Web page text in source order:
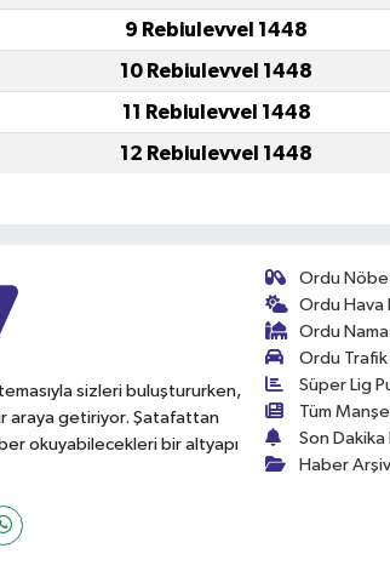
9 Rebiulevvel 1448
10 Rebiulevvel 1448
11 Rebiulevvel 1448
12 Rebiulevvel 1448
sizleri buluştururken,
araya getiriyor. Şatafattan
okuyabilecekleri bir altyapı
Ordu
Ordu Hava
Ordu
Ordu Trafik
Süper Lig
Tüm
Son
Haber